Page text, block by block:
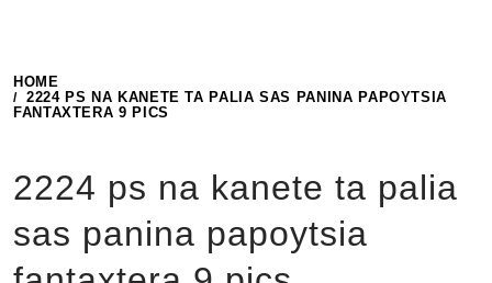
HOME
2224 PS NA KANETE TA PALIA SAS PANINA PAPOYTSIA
FANTAXTERA 9 PICS
2224 ps na kanete ta palia
sas panina papoytsia